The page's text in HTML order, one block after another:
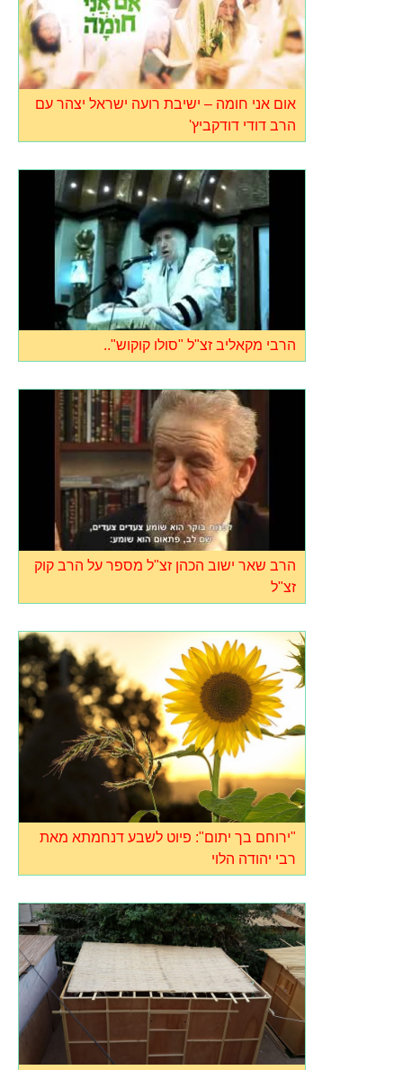
אום אני חומה – ישיבת רועה ישראל יצהר עם
הרב דודי דודקביץ'
הרבי מקאליב זצ"ל "סולו קוקוש"..
הרב שאר ישוב הכהן זצ"ל מספר על הרב קוק
זצ"ל
"ירוחם בך יתום": פיוט לשבע דנחמתא מאת
רבי יהודה הלוי